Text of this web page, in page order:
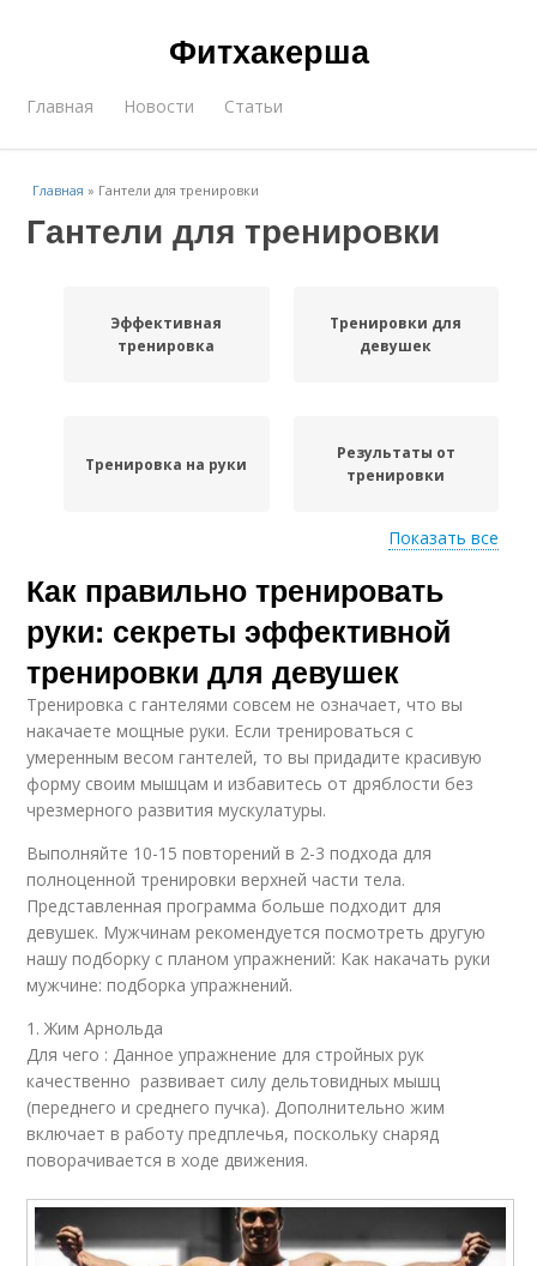
Фитхакерша
Главная Новости Статьи
Главная » Гантели для тренировки
Гантели для тренировки
Эффективная
тренировка
Тренировки для
девушек
Тренировка на руки
Результаты от
тренировки
Тренировки на руки
Нагрузка при
тренировке
Ошибки при
тренировке
Девушка при
тренировке
Гантели к подбородку Гантели в наклоне
Показать все
Как правильно тренировать
руки: секреты эффективной
тренировки для девушек
Тренировка с гантелями совсем не означает, что вы
накачаете мощные руки. Если тренироваться с
умеренным весом гантелей, то вы придадите красивую
форму своим мышцам и избавитесь от дряблости без
чрезмерного развития мускулатуры.
Выполняйте 10-15 повторений в 2-3 подхода для
полноценной тренировки верхней части тела.
Представленная программа больше подходит для
девушек. Мужчинам рекомендуется посмотреть другую
нашу подборку с планом упражнений: Как накачать руки
мужчине: подборка упражнений.
1. Жим Арнольда
Для чего : Данное упражнение для стройных рук
качественно развивает силу дельтовидных мышц
(переднего и среднего пучка). Дополнительно жим
включает в работу предплечья, поскольку снаряд
поворачивается в ходе движения.